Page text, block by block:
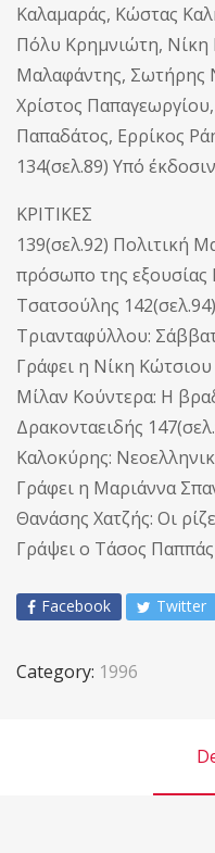
Καλαμαράς, Κώστας
Πόλυ Κρημνιώτη, Νίκη
Μαλαφάντης, Σωτήρης
Χρίστος
Παπαδάτος, Ερρίκος
134(σελ.89) Υπό
ΚΡΙΤΙΚΕΣ
139(σελ.92) Πολιτική
πρόσωπο της εξουσίας
Τσατσούλης
Τριανταφύλλου:
Γράφει η Νίκη
Μίλαν Κούντερα: Η
Δρακονταειδής
Καλοκύρης:
Γράφει η Μαριάννα
Θανάσης Χατζής: Οι
Γράψει ο Τάσος Παππάς
Facebook Twitter
Category: 1996